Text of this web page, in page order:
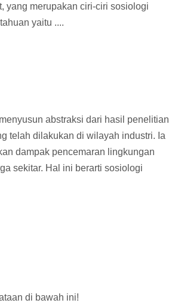
yang merupakan ciri-ciri sosiologi
yaitu ....
abstraksi dari hasil penelitian
telah dilakukan di wilayah industri. Ia
dampak pencemaran lingkungan
sekitar. Hal ini berarti sosiologi
di bawah ini!